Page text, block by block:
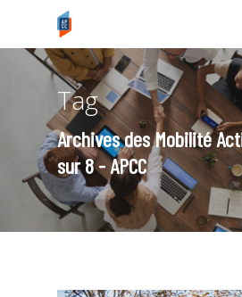
Tapez ENTRÉE pour
ESC pour annuler
Tag
Archives des Mobilité
sur 8 - APCC